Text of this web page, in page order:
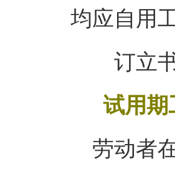
均应自用
订立
试用期
劳动者